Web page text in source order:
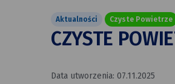
MYŚLISZ
Aktualności Czyste Powietrze
CZYSTE
Data utworzenia: 07.11.2025